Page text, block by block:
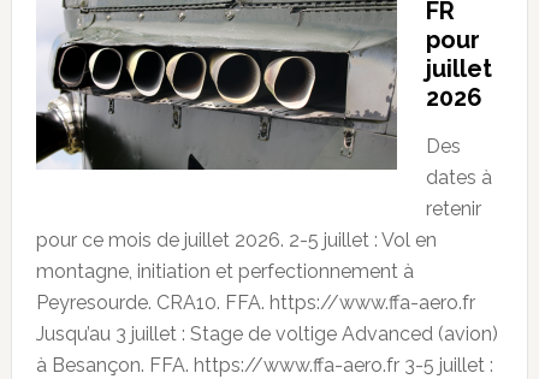
FR
pour
juillet
2026
Des
dates à
retenir
pour ce mois de juillet 2026. 2-5 juillet : Vol en
montagne, initiation et perfectionnement à
Peyresourde. CRA10. FFA. https://www.ffa-aero.fr
Jusqu’au 3 juillet : Stage de voltige Advanced (avion)
à Besançon. FFA. https://www.ffa-aero.fr 3-5 juillet :